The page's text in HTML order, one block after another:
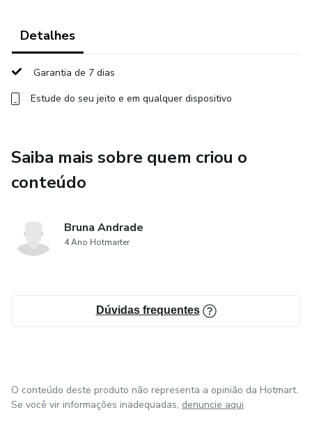
Detalhes
Garantia de 7 dias
Estude do seu jeito e em qualquer dispositivo
Saiba mais sobre quem criou o
conteúdo
Bruna Andrade
4 Ano Hotmarter
Dúvidas frequentes
O conteúdo deste produto não representa a opinião da Hotmart.
Se você vir informações inadequadas, denuncie aqui